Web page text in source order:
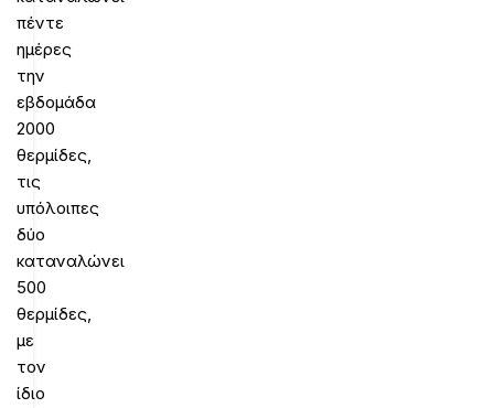
πέντε
ημέρες
την
εβδομάδα
2000
θερμίδες,
τις
υπόλοιπες
δύο
καταναλώνει
500
θερμίδες,
με
τον
ίδιο